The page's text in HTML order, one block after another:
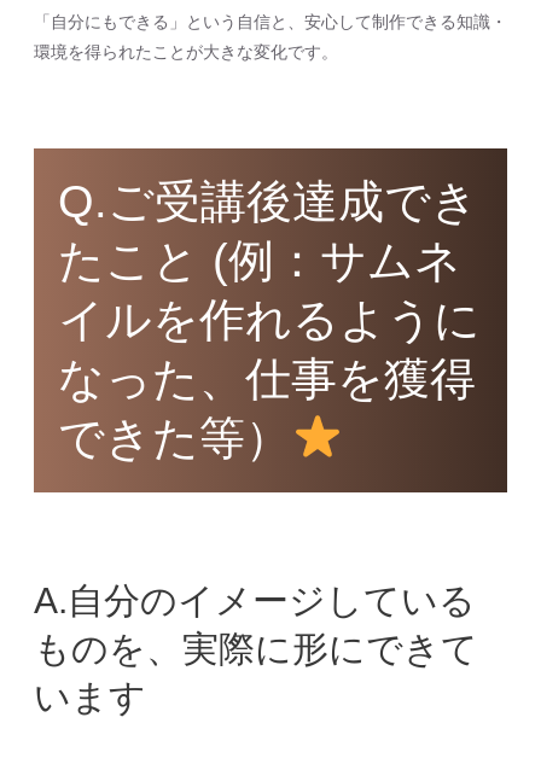
「自分にもできる」という自信と、安心して制作できる知識・
環境を得られたことが大きな変化です。
Q.ご受講後達成でき
たこと (例：サムネ
イルを作れるように
なった、仕事を獲得
できた等）
A.自分のイメージしている
ものを、実際に形にできて
います